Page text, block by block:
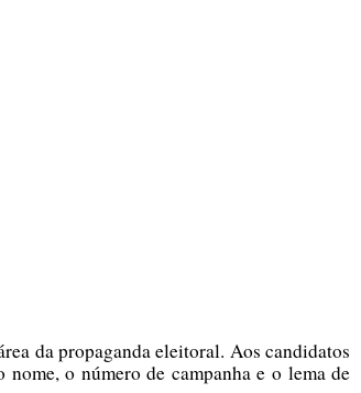
da propaganda eleitoral. Aos candidatos
o número de campanha e o lema de